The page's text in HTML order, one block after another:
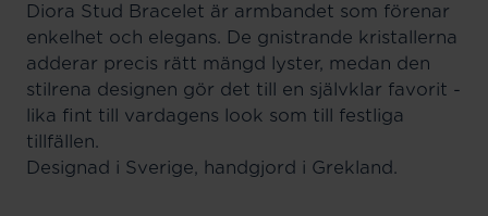
Diora Stud Bracelet är armbandet som förenar
enkelhet och elegans. De gnistrande kristallerna
adderar precis rätt mängd lyster, medan den
stilrena designen gör det till en självklar favorit -
lika fint till vardagens look som till festliga
tillfällen.
Designad i Sverige, handgjord i Grekland.